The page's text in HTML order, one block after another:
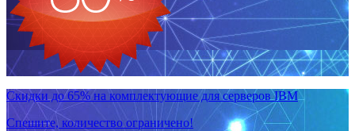
Скидки до 65% на комплектующие для серверов IBM
Спешите, количество ограничено!